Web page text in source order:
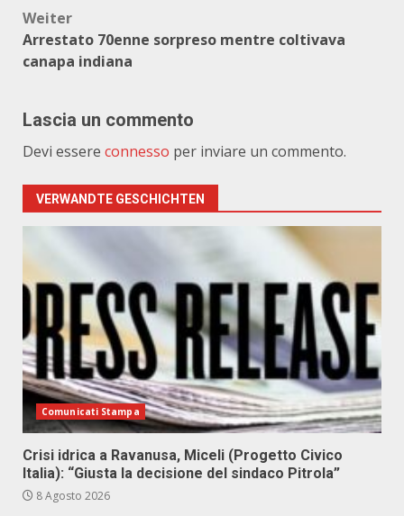
Weiter
Arrestato 70enne sorpreso mentre coltivava
canapa indiana
Lascia un commento
Devi essere connesso per inviare un commento.
VERWANDTE GESCHICHTEN
Comunicati Stampa
Crisi idrica a Ravanusa, Miceli (Progetto Civico
Italia): “Giusta la decisione del sindaco Pitrola”
8 Agosto 2026